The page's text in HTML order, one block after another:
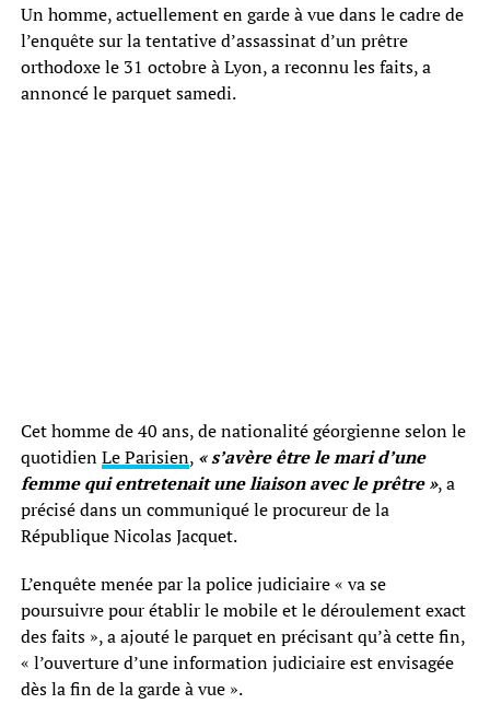
Un homme, actuellement en garde à vue dans le cadre de
l’enquête sur la tentative d’assassinat d’un prêtre
orthodoxe le 31 octobre à Lyon, a reconnu les faits, a
annoncé le parquet samedi.
Cet homme de 40 ans, de nationalité géorgienne selon le
quotidienLe Parisien, « s’avère être le mari d’une
femme qui entretenait une liaison avec le prêtre », a
précisé dans un communiqué le procureur de la
République Nicolas Jacquet.
L’enquête menée par la police judiciaire « va se
poursuivre pour établir le mobile et le déroulement exact
des faits », a ajouté le parquet en précisant qu’à cette fin,
« l’ouverture d’une information judiciaire est envisagée
dès la fin de la garde à vue ».